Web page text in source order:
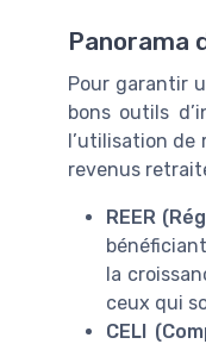
Panorama
Pour garantir
bons outils
l’utilisation de
revenus
REER
la
ceux qui
CELI